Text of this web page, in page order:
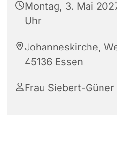
Montag, 3. Mai
Uhr
Johanneskirche,
45136 Essen
Frau Siebert-Güner